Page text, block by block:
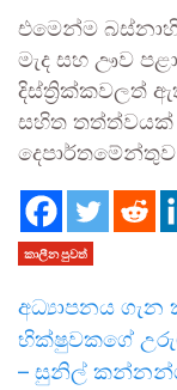
එමෙන්ම
මැද සහ ඌව
දිස්ත්‍රික්කවලත්
සහිත තත්ත්වයක්
කාලීන පුවත්
අධ්‍යාපනය ගැන
භික්ෂුවකගේ
– ​සුනිල්